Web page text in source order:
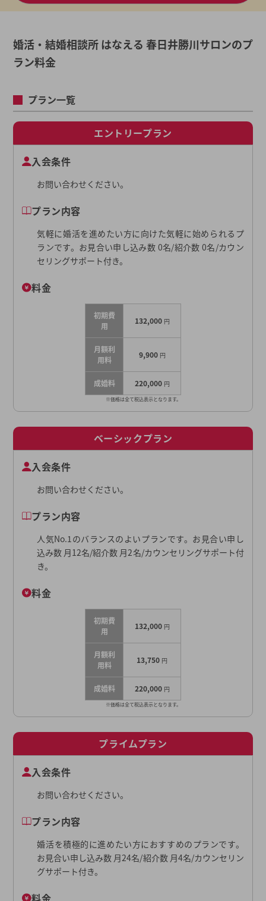
婚活・結婚相談所 はなえる 春日井勝川サロンのプ
ラン料金
プラン一覧
エントリープラン
入会条件
お問い合わせください。
プラン内容
気軽に婚活を進めたい方に向けた気軽に始められるプ
ランです。お見合い申し込み数 0名/紹介数 0名/カウン
セリングサポート付き。
料金
初期費
用
132,000 円
月額利
用料
9,900 円
成婚料 220,000 円
※価格は全て税込表示となります。
ベーシックプラン
入会条件
お問い合わせください。
プラン内容
人気No.1のバランスのよいプランです。お見合い申し
込み数 月12名/紹介数 月2名/カウンセリングサポート付
き。
料金
初期費
用
132,000 円
月額利
用料
13,750 円
成婚料 220,000 円
※価格は全て税込表示となります。
プライムプラン
入会条件
お問い合わせください。
プラン内容
婚活を積極的に進めたい方におすすめのプランです。
お見合い申し込み数 月24名/紹介数 月4名/カウンセリン
グサポート付き。
料金